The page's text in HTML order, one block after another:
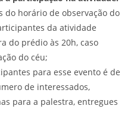
do horário de observação do
da atividade
do prédio às 20h, caso
do céu;
para esse evento é de
de interessados,
para a palestra, entregues